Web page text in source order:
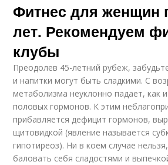
Фитнес для женщин
лет. Рекомендуем
клубы
Преодолев 45-летний рубеж,
и напитки могут быть сладкими. С
метаболизма неуклонно падает, как
половых гормонов. К этим
прибавляется дефицит гормонов,
щитовидкой (явление называется
гипотиреоз). Ни в коем случае
баловать себя сладостями и